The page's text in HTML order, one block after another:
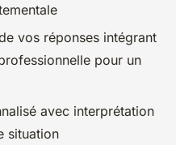
vos réponses intégrant
pour un
avec interprétation
situation